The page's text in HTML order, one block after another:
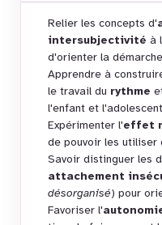
Relier les concepts d'
intersubjectivité à
d'orienter la
Apprendre à
le travail du rythme
l'enfant et l'adolescent
Expérimenter l'effet
de pouvoir les
Savoir distinguer les
attachement
désorganisé) pour
Favoriser l'